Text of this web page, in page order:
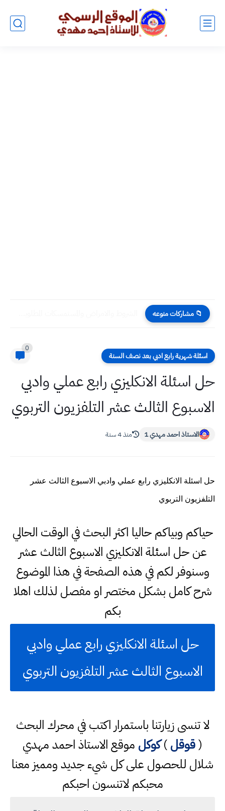
📁 مشاركات منوعه
اسئلة شهرية رابع ادبي بعد نصف السنة
0
حل اسئلة الانكليزي رابع عملي وادبي
الاسبوع الثالث عشر التلفزيون التربوي
الاستاذ احمد مهدي 1 منذ 4 سنة
حل اسئلة الانكليزي رابع عملي وادبي الاسبوع الثالث عشر
التلفزيون التربوي
حياكم وبياكم حاليا اكثر البحث في الوقت الحالي
عن حل اسئلة الانكليزي الاسبوع الثالث عشر
وسنوفر لكم في هذه الصفحة في هذا الموضوع
شرح كامل بشكل مختصر او مفصل لذلك اهلا
بكم
حل اسئلة الانكليزي رابع عملي وادبي
الاسبوع الثالث عشر التلفزيون التربوي
لا تنسى زيارتنا باستمرار اكتب في محرك البحث
(قوقل)كوكل موقع الاستاذ احمد مهدي
شلال للحصول على كل شيء جديد ومميز معنا
محبكم لاتنسون احبكم